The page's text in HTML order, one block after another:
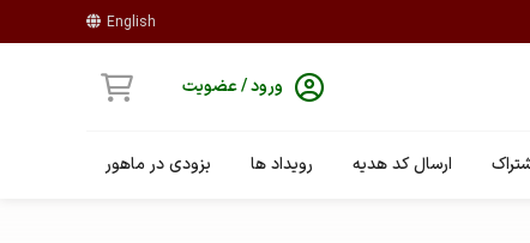
English
ورود / عضویت
ارسال کد هدیه رویداد ها بزودی در ماهور